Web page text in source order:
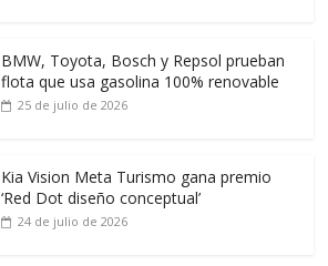
BMW, Toyota, Bosch y Repsol prueban
flota que usa gasolina 100% renovable
25 de julio de 2026
Kia Vision Meta Turismo gana premio
‘Red Dot diseño conceptual’
24 de julio de 2026